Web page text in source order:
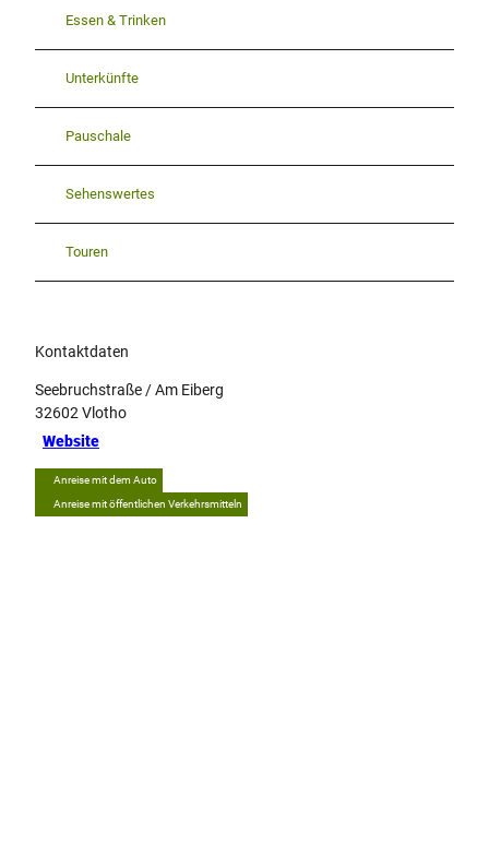
Essen & Trinken
Unterkünfte
Pauschale
Sehenswertes
Touren
Kontaktdaten
Seebruchstraße / Am Eiberg
32602 Vlotho
Website
Anreise mit dem Auto
Anreise mit öffentlichen Verkehrsmitteln